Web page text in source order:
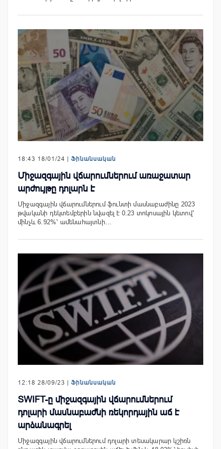
18:43 18/01/24 | Ֆինանսական
Միջազգային վճարումներում առաջատար
արժույթը դոլարն է
Միջազգային վճարումներում ֆունտի մասնաբաժինը 2023
թվականի դեկտեմբերին նվազել է 0.23 տոկոսային կետով՝
մինչև 6.92%՝ ամենահայտնի…
12:18 28/09/23 | Ֆինանսական
SWIFT-ը միջազգային վճարումներում
դոլարի մասնաբաժնի ռեկորդային աճ է
արձանագրել
Միջազգային վճարումներում դոլարի տեսակարար կշիռն